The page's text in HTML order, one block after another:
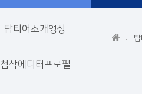
탑티어소개영상
첨삭에디터프로필